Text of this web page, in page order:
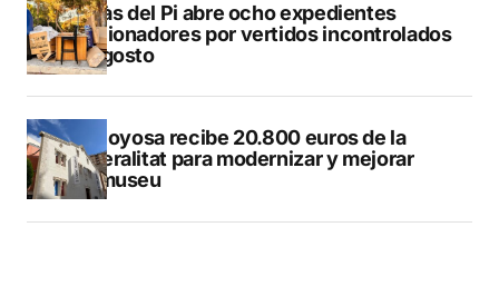
L’Alfàs del Pi abre ocho expedientes
sancionadores por vertidos incontrolados
en agosto
Villajoyosa recibe 20.800 euros de la
Generalitat para modernizar y mejorar
Vilamuseu